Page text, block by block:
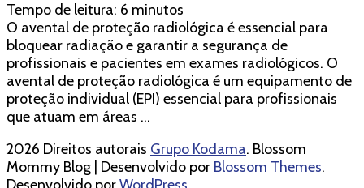
proteção
radiológica:
Como
ele
funciona
importância
Tempo de leitura: 6 minutos
O avental de proteção radiológica é essencial para
bloquear radiação e garantir a segurança de
profissionais e pacientes em exames radiológicos. O
avental de proteção radiológica é um equipamento de
proteção individual (EPI) essencial para profissionais
que atuam em áreas …
2026 Direitos autorais Grupo Kodama. Blossom
Mommy Blog | Desenvolvido por Blossom Themes.